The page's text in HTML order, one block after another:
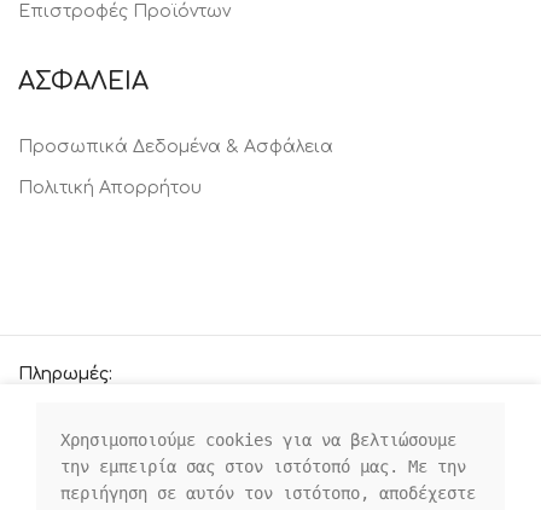
Επιστροφές Προϊόντων
ΑΣΦΑΛΕΙΑ
Προσωπικά Δεδομένα & Ασφάλεια
Πολιτική Απορρήτου
Πληρωμές:
Οι κοινωνικοί μας σύνδεσμοι:
Χρησιμοποιούμε cookies για να βελτιώσουμε
την εμπειρία σας στον ιστότοπό μας. Με την
περιήγηση σε αυτόν τον ιστότοπο, αποδέχεστε